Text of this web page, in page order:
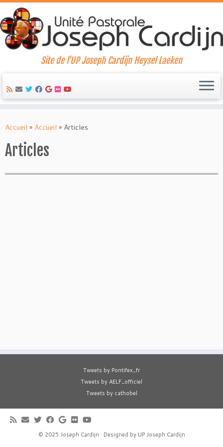
to
Site de l'UP Joseph Cardijn Heysel Laeken
Accueil » Accueil » Articles
Articles
Tweets by Pontifex_fr
Tweets by AELF_officiel
Tweets by cathobel
· © 2025 Joseph Cardijn · Designed by UP Joseph Cardijn ·